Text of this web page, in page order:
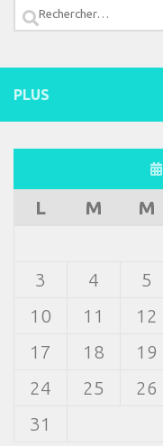
Rechercher :
PLUS
L
M M
3
4 5
10
11 12
17
18 19
24
25 26
31